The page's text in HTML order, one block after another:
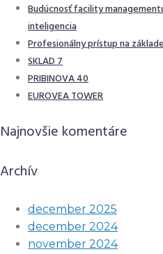
Budúcnosť facility
inteligencia
Profesionálny prístup na
SKLAD 7
PRIBINOVA 40
EUROVEA TOWER
Najnovšie komentáre
Archív
december 2025
december 2024
november 2024